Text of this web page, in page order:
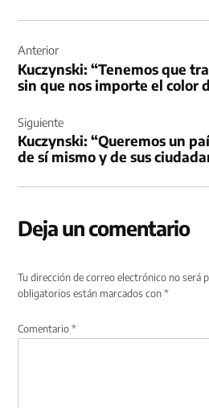
de
entradas
Anterior
Kuczynski: “Tenemos que
sin que nos importe el color
Siguiente
Kuczynski: “Queremos un
de sí mismo y de sus
Deja un comentario
Tu dirección de correo electrónico no será
obligatorios están marcados con*
Comentario*